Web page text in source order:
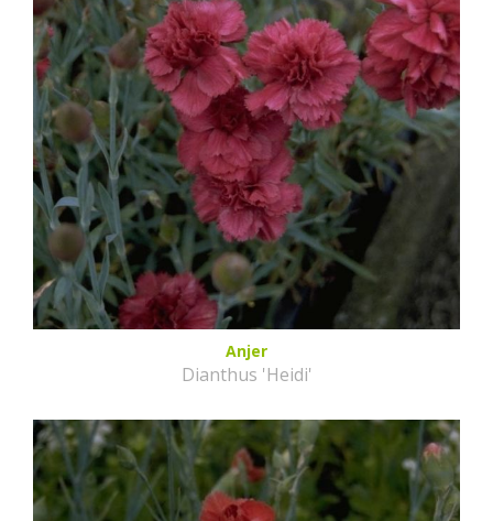
Anjer
Dianthus 'Heidi'